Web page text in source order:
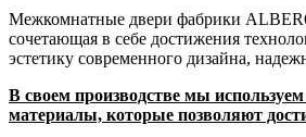
Межкомнатные двери фабрики
сочетающая в себе достижения
эстетику современного дизайна,
В своем производстве мы
материалы, которые позволяют